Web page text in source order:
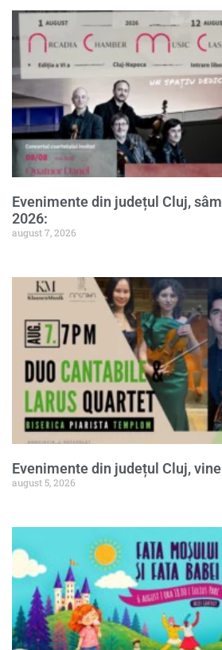
Evenimente din județul Cluj,
2026:
august 7, 2026
Evenimente din județul Cluj,
august 5, 2026